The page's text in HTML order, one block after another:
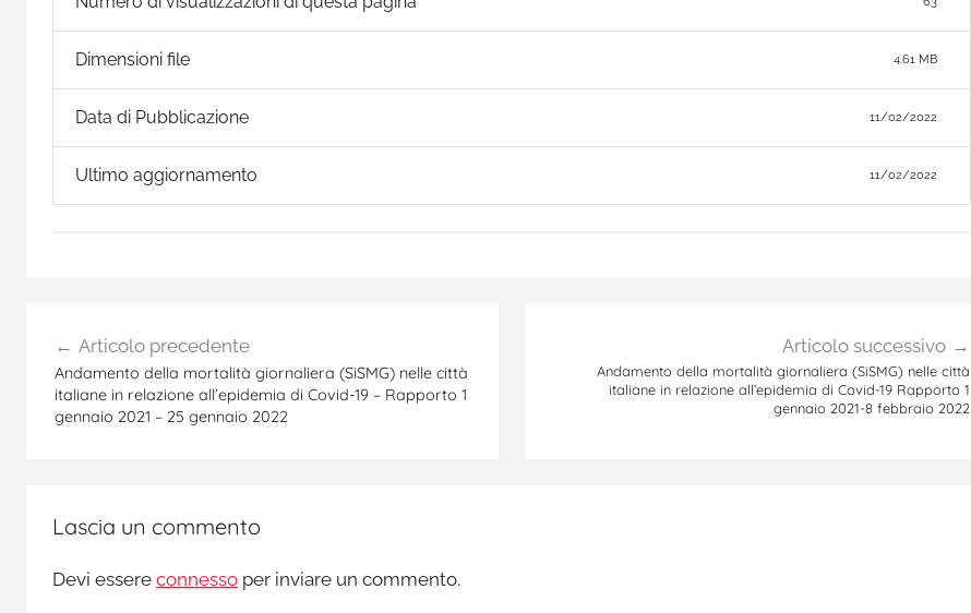
Dimensioni file 4.61 MB
Data di Pubblicazione 11/02/2022
Ultimo aggiornamento 11/02/2022
articoli
Articolo precedente
Andamento della mortalità giornaliera (SiSMG) nelle città
italiane in relazione all’epidemia di Covid-19 – Rapporto 1
gennaio 2021 – 25 gennaio 2022
Articolo successivo
Andamento della mortalità giornaliera (SiSMG) nelle città
italiane in relazione all’epidemia di Covid-19 Rapporto 1
gennaio 2021-8 febbraio 2022
Lascia un commento
Devi essere connesso per inviare un commento.